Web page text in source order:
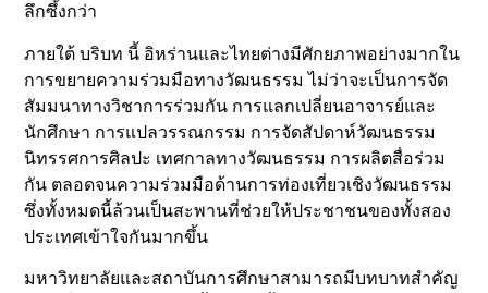
ลึกซึ้งกว่า
ภายใต้ บริบท นี้ อิหร่านและไทยต่างมีศักยภาพอย่างมากใน
การขยายความร่วมมือทางวัฒนธรรม ไม่ว่าจะเป็นการจัด
สัมมนาทางวิชาการร่วมกัน การแลกเปลี่ยนอาจารย์และ
นักศึกษา การแปลวรรณกรรม การจัดสัปดาห์วัฒนธรรม
นิทรรศการศิลปะ เทศกาลทางวัฒนธรรม การผลิตสื่อร่วม
กัน ตลอดจนความร่วมมือด้านการท่องเที่ยวเชิงวัฒนธรรม
ซึ่งทั้งหมดนี้ล้วนเป็นสะพานที่ช่วยให้ประชาชนของทั้งสอง
ประเทศเข้าใจกันมากขึ้น
มหาวิทยาลัยและสถาบันการศึกษาสามารถมีบทบาทสำคัญ